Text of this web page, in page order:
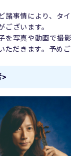
諸事情により、タ
ございます。
を写真や動画で撮
ただきます。予めご